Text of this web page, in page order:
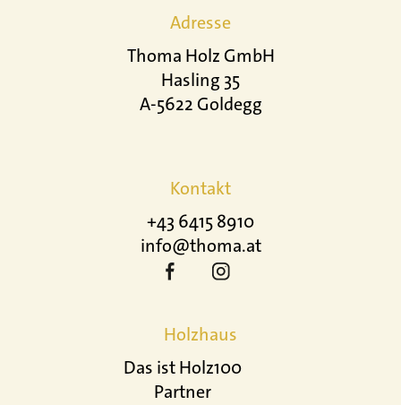
Adresse
Thoma Holz GmbH
Hasling 35
A-5622 Goldegg
Kontakt
+43 6415 8910
info@thoma.at
Holzhaus
Das ist Holz100
Partner